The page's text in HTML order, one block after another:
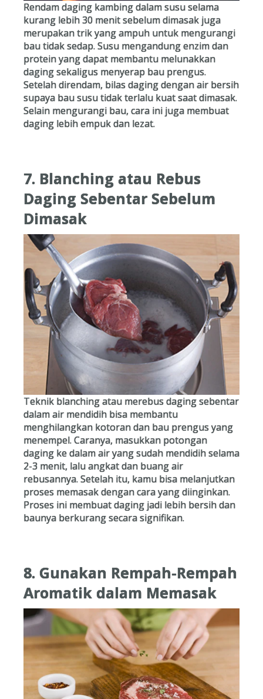
Rendam daging kambing dalam susu selama
kurang lebih 30 menit sebelum dimasak juga
merupakan trik yang ampuh untuk mengurangi
bau tidak sedap. Susu mengandung enzim dan
protein yang dapat membantu melunakkan
daging sekaligus menyerap bau prengus.
Setelah direndam, bilas daging dengan air bersih
supaya bau susu tidak terlalu kuat saat dimasak.
Selain mengurangi bau, cara ini juga membuat
daging lebih empuk dan lezat.
7. Blanching atau Rebus
Daging Sebentar Sebelum
Dimasak
Teknik blanching atau merebus daging sebentar
dalam air mendidih bisa membantu
menghilangkan kotoran dan bau prengus yang
menempel. Caranya, masukkan potongan
daging ke dalam air yang sudah mendidih selama
2-3 menit, lalu angkat dan buang air
rebusannya. Setelah itu, kamu bisa melanjutkan
proses memasak dengan cara yang diinginkan.
Proses ini membuat daging jadi lebih bersih dan
baunya berkurang secara signifikan.
8. Gunakan Rempah-Rempah
Aromatik dalam Memasak